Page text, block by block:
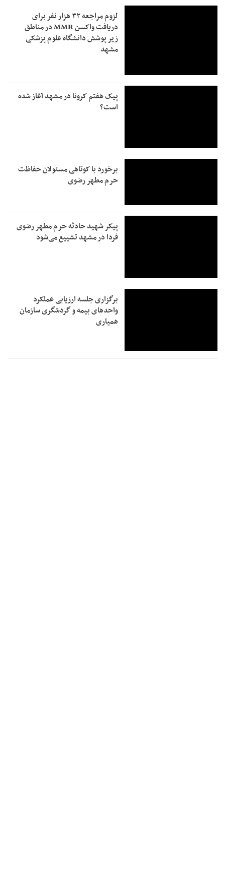
لزوم مراجعه ۳۲ هزار نفر برای
دریافت واکسن MMR در مناطق
زیر پوشش دانشگاه علوم پزشکی
مشهد
پیک هفتم کرونا در مشهد آغاز شده
است؟
برخورد با کوتاهی مسئولان حفاظت
حرم مطهر رضوی
پیکر شهید حادثه حرم مطهر رضوی
فردا در مشهد تشییع می‌شود
برگزاری جلسه ارزیابی عملکرد
واحدهای بیمه و گردشگری سازمان
همیاری